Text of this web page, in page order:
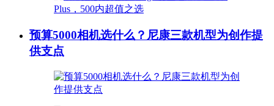
预算5000相机选什么？尼康三款机型为创作提
供支点